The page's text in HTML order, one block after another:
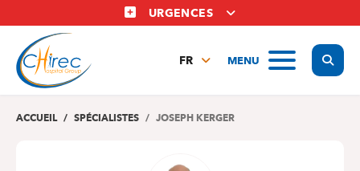
au
contenu
principal
URGENCES
MENU
FR
EN
ACCUEIL SPÉCIALISTES JOSEPH KERGER